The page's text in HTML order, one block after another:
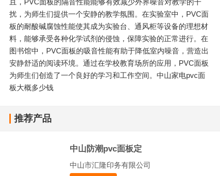
扰，为师生们提供一个安静的教学氛围。在实验室中，PVC面
板的耐酸碱腐蚀性能使其成为实验台、通风柜等设备的理想材
料，能够承受各种化学试剂的侵蚀，保障实验的正常进行。在
图书馆中，PVC面板的吸音性能有助于降低室内噪音，营造出
安静舒适的阅读环境。通过在学校教育场所的应用，PVC面板
为师生们创造了一个良好的学习和工作空间。中山家电pvc面
板大概多少钱
推荐产品
中山防潮pvc面板定
中山市汇隆印务有限公司